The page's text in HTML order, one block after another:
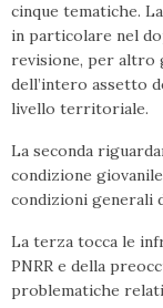
cinque tematiche.
in particolare nel
revisione, per altro
dell’intero assetto
livello territoriale.
La seconda
condizione
condizioni generali
La terza tocca le
PNRR e della
problematiche